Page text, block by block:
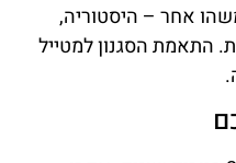
אחר – היסטוריה,
התאמת הסגנון למטייל